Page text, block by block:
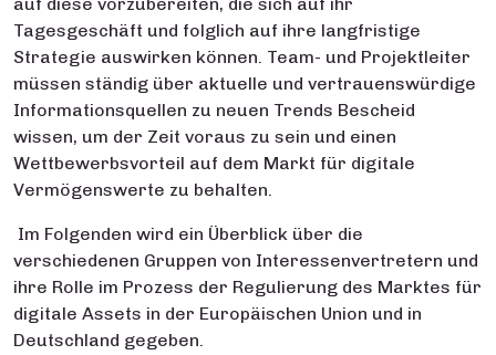
Tagesgeschäft und folglich auf ihre langfristige
Strategie auswirken können. Team- und Projektleiter
müssen ständig über aktuelle und vertrauenswürdige
Informationsquellen zu neuen Trends Bescheid
wissen, um der Zeit voraus zu sein und einen
Wettbewerbsvorteil auf dem Markt für digitale
Vermögenswerte zu behalten.
Im Folgenden wird ein Überblick über die
verschiedenen Gruppen von Interessenvertretern und
ihre Rolle im Prozess der Regulierung des Marktes für
digitale Assets in der Europäischen Union und in
Deutschland gegeben.